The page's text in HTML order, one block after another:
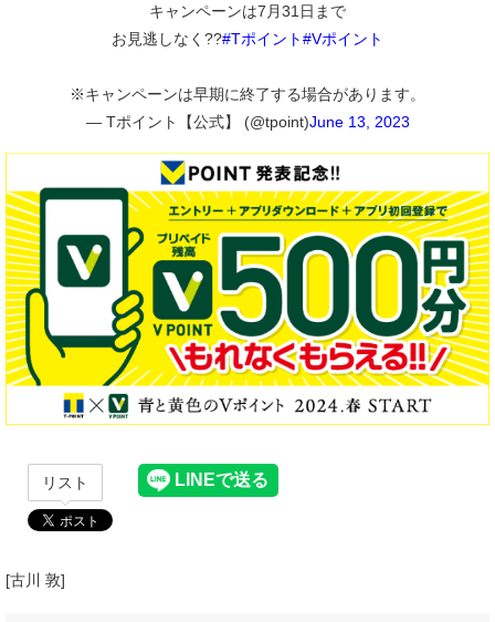
キャンペーンは7月31日まで
お見逃しなく??#Tポイント#Vポイント
※キャンペーンは早期に終了する場合があります。
— Tポイント【公式】 (@tpoint)June 13, 2023
リスト
[古川 敦]